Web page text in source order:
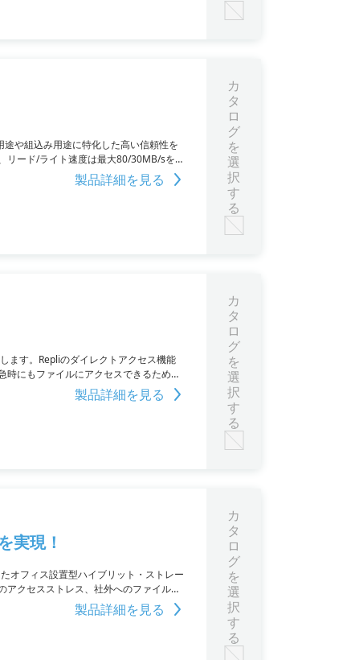
や組込み用途に特化した高い信頼性を
リード/ライト速度は最大80/30MB/sを実
ています。詳細はPDFをダウンロードす
製品詳細を見る
カ
タ
ロ
グ
を
選
択
す
る
ます。Repliのダイレクトアクセス機能
にもファイルにアクセスできるため、
時から使えるため、煩雑な設定は不要で
製品詳細を見る
カ
タ
ロ
グ
を
選
択
す
る
実現！
オフィス設置型ハイブリット・ストレー
クセスストレス、社外へのファイル共
アからデータを守り、事業再開を迅速化
。さらに、クラウドストレージとの比較
製品詳細を見る
カ
タ
ロ
グ
を
選
択
す
る